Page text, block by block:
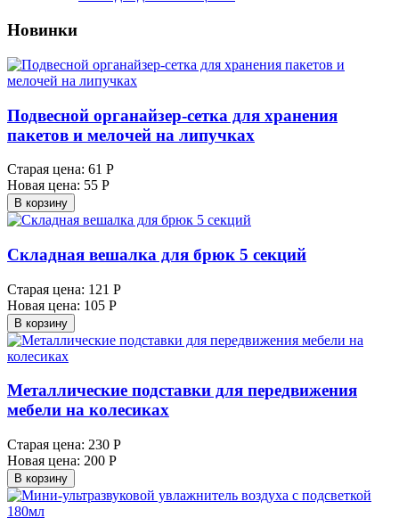
Новинки
Подвесной органайзер-сетка для хранения
пакетов и мелочей на липучках
Старая цена: 61 Р
Новая цена: 55 Р
В корзину
Складная вешалка для брюк 5 секций
Старая цена: 121 Р
Новая цена: 105 Р
В корзину
Металлические подставки для передвижения
мебели на колесиках
Старая цена: 230 Р
Новая цена: 200 Р
В корзину